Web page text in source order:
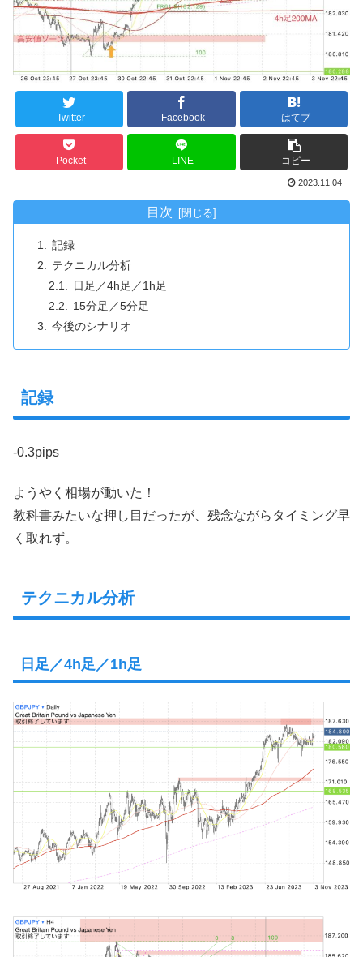
Twitter Facebook はてブ
Pocket LINE コピー
2023.11.04
目次
記録
テクニカル分析
日足／4h足／1h足
15分足／5分足
今後のシナリオ
記録
-0.3pips
ようやく相場が動いた！
教科書みたいな押し目だったが、残念ながらタイミング早
く取れず。
テクニカル分析
日足／4h足／1h足